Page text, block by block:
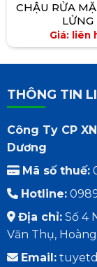
CHẬU RỬA
LỬNG
Giá: liên
THÔNG TIN
Công Ty CP
Dương
Mã số thuế:
Hotline:
Địa chỉ:Số 4
Văn Thụ,
Email: